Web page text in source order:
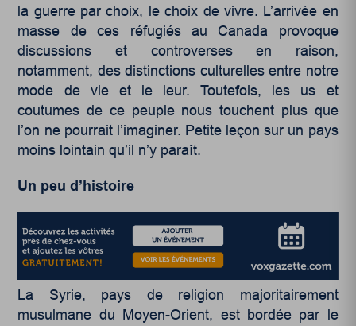
la guerre par choix, le choix de vivre. L’arrivée en
masse de ces réfugiés au Canada provoque
discussions et controverses en raison,
notamment, des distinctions culturelles entre notre
mode de vie et le leur. Toutefois, les us et
coutumes de ce peuple nous touchent plus que
l’on ne pourrait l’imaginer. Petite leçon sur un pays
moins lointain qu’il n’y paraît.
Un peu d’histoire
La Syrie, pays de religion majoritairement
musulmane du Moyen-Orient, est bordée par le